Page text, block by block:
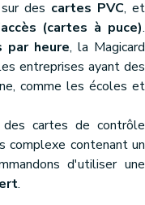
des cartes PVC, et
(cartes à puce).
par heure, la Magicard
entreprises ayant des
comme les écoles et
cartes de contrôle
complexe contenant un
d'utiliser une
.